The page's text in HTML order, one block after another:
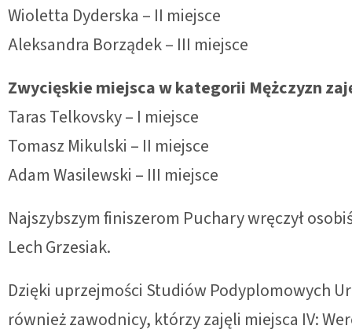
Wioletta Dyderska – II miejsce
Aleksandra Borządek – III miejsce
Zwycięskie miejsca w kategorii Mężczyzn
Taras Telkovsky – I miejsce
Tomasz Mikulski – II miejsce
Adam Wasilewski – III miejsce
Najszybszym finiszerom Puchary wręczył
Lech Grzesiak.
Dzięki uprzejmości Studiów Podyplomowych
również zawodnicy, którzy zajęli miejsca IV: